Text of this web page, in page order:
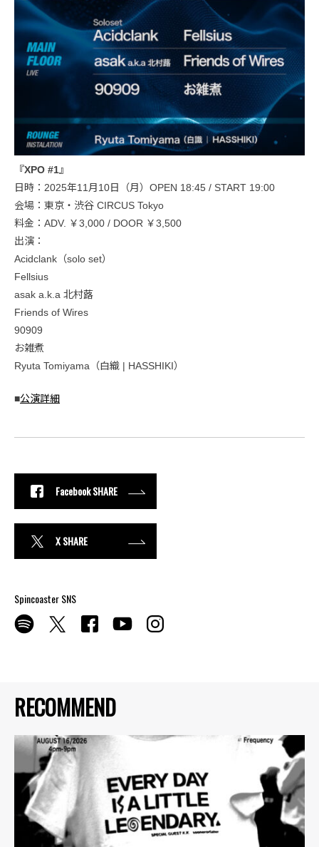
RECOMMEND
『XPO #1』
日時：2025年11月10日（月）OPEN 18:45 / START 19:00
会場：東京・渋谷 CIRCUS Tokyo
料金：ADV. ￥3,000 / DOOR ￥3,500
出演：
Acidclank（solo set）
Fellsius
asak a.k.a 北村蕗
Friends of Wires
90909
お雑煮
Ryuta Tomiyama（白織 | HASSHIKI）
■公演詳細
Facebook SHARE
X SHARE
Spincoaster SNS